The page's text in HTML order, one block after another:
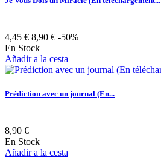
4,45 € 8,90 € -50%
En Stock
Añadir a la cesta
Prédiction avec un journal (En...
8,90 €
En Stock
Añadir a la cesta